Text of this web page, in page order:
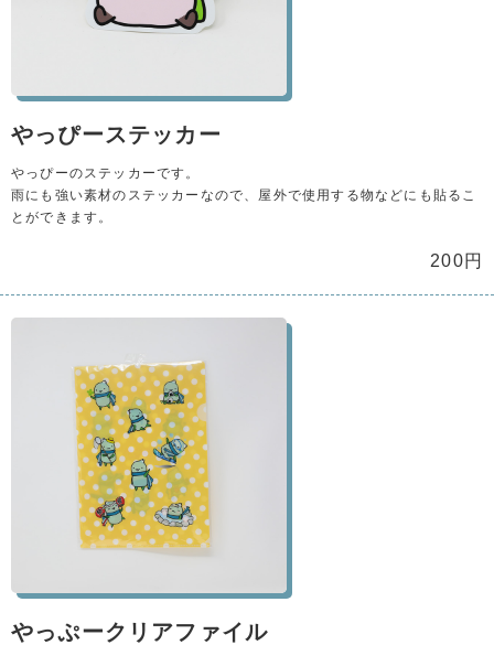
やっぴーステッカー
やっぴーのステッカーです。
雨にも強い素材のステッカーなので、屋外で使用する物などにも貼るこ
とができます。
200円
やっぷークリアファイル